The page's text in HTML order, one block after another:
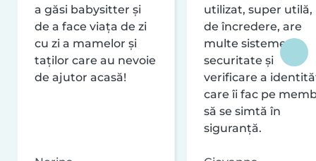
a găsi babysitter și
de a face viața de zi
cu zi a mamelor și
taților care au nevoie
de ajutor acasă!
utilizat, super utilă,
de încredere, are
multe sisteme de
securitate și
verificare a
care îi fac pe
să se simtă în
siguranță.